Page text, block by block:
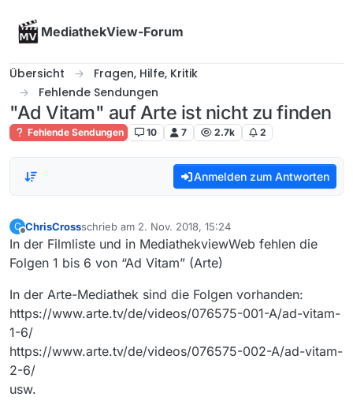
MediathekView-Forum
Übersicht
Fragen, Hilfe, Kritik
Fehlende Sendungen
"Ad Vitam" auf Arte ist nicht zu finden
Fehlende Sendungen 10 7 2.7k 2
Anmelden zum Antworten
C
Offline
ChrisCrossschrieb am 2. Nov. 2018, 15:24
zuletzt editiert von
In der Filmliste und in MediathekviewWeb fehlen die
Folgen 1 bis 6 von “Ad Vitam” (Arte)
In der Arte-Mediathek sind die Folgen vorhanden:
https://www.arte.tv/de/videos/076575-001-A/ad-vitam-
1-6/
https://www.arte.tv/de/videos/076575-002-A/ad-vitam-
2-6/
usw.